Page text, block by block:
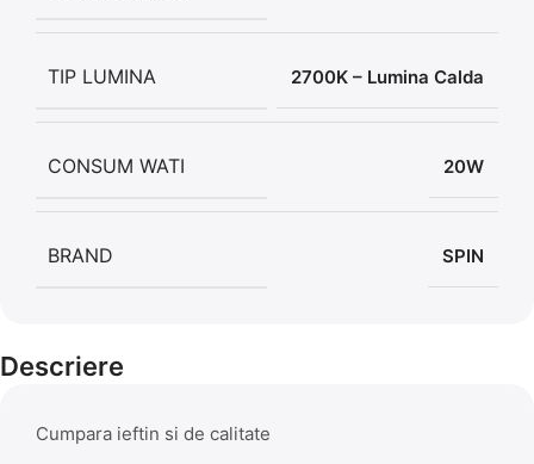
TIP LUMINA 2700K – Lumina Calda
CONSUM WATI 20W
BRAND SPIN
Descriere
Cumpara ieftin si de calitate